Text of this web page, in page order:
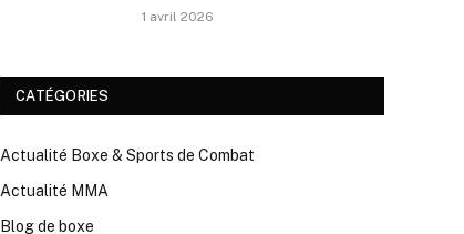
1 avril 2026
CATÉGORIES
Actualité Boxe & Sports de Combat
Actualité MMA
Blog de boxe